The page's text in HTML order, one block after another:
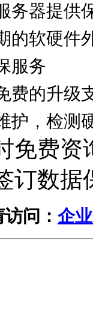
务器提供
的软硬件
服务
费的升级
护，检测
免费资
订数据
问： 企